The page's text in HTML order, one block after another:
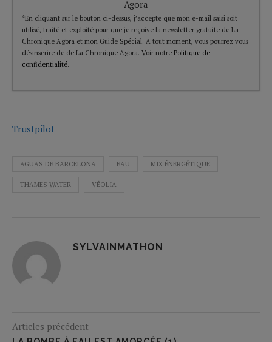
Agora
*En cliquant sur le bouton ci-dessus, j’accepte que mon e-mail saisi soit
utilisé, traité et exploité pour que je reçoive la newsletter gratuite de La
Chronique Agora et mon Guide Spécial. A tout moment, vous pourrez vous
désinscrire de de La Chronique Agora. Voir notre Politique de
confidentialité.
Trustpilot
AGUAS DE BARCELONA EAU MIX ÉNERGÉTIQUE
THAMES WATER VÉOLIA
SYLVAINMATHON
Articles précédent